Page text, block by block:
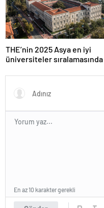
THE’nin 2025 Asya en iyi
üniversiteler sıralamasında 4
girdi
En az 10 karakter gerekli